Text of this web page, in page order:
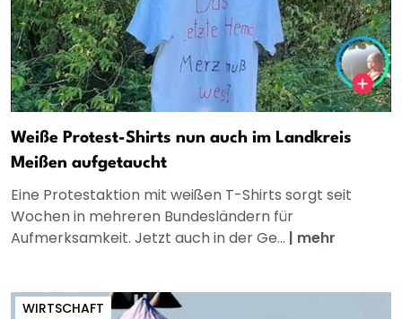
Weiße Protest-Shirts nun auch im Landkreis
Meißen aufgetaucht
Eine Protestaktion mit weißen T-Shirts sorgt seit
Wochen in mehreren Bundesländern für
Aufmerksamkeit. Jetzt auch in der Ge... | mehr
WIRTSCHAFT